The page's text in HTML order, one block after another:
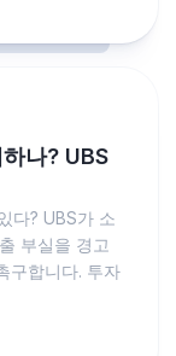
나? UBS
다? UBS가 소
부실을 경고
구합니다. 투자